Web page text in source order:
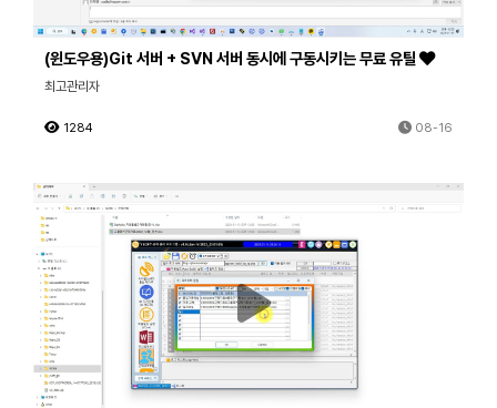
(윈도우용)Git 서버 + SVN 서버 동시에 구동시키는 무료 유틸
최고관리자
1284 08-16